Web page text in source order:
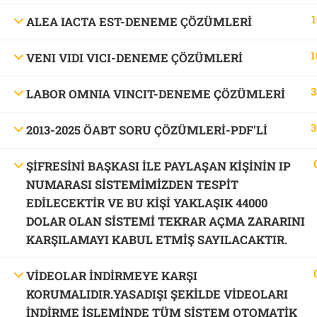
ALEA IACTA EST-DENEME ÇÖZÜMLERİ
VENI VIDI VICI-DENEME ÇÖZÜMLERİ
LABOR OMNIA VINCIT-DENEME ÇÖZÜMLERİ
2013-2025 ÖABT SORU ÇÖZÜMLERİ-PDF'LI
ŞİFRESİNİ BAŞKASI İLE PAYLAŞAN KİŞİNİN IP
NUMARASI SİSTEMİMİZDEN TESPİT
EDİLECEKTİR VE BU KİŞİ YAKLAŞIK 44000
DOLAR OLAN SİSTEMİ TEKRAR AÇMA ZARARINI
KARŞILAMAYI KABUL ETMİŞ SAYILACAKTIR.
VİDEOLAR İNDİRMEYE KARŞI
KORUMALIDIR.YASADIŞI ŞEKİLDE VİDEOLARI
İNDİRME İŞLEMİNDE TÜM SİSTEM OTOMATİK